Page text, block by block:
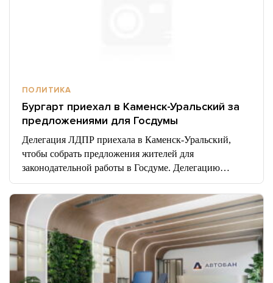
ПОЛИТИКА
Бургарт приехал в Каменск-Уральский за
предложениями для Госдумы
Делегация ЛДПР приехала в Каменск-Уральский,
чтобы собрать предложения жителей для
законодательной работы в Госдуме. Делегацию…